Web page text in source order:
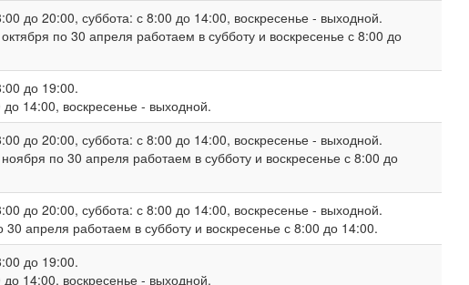
до 20:00, суббота: с 8:00 до 14:00, воскресенье - выходной.
по 30 апреля работаем в субботу и воскресенье с 8:00 до
до 19:00.
14:00, воскресенье - выходной.
до 20:00, суббота: с 8:00 до 14:00, воскресенье - выходной.
по 30 апреля работаем в субботу и воскресенье с 8:00 до
до 20:00, суббота: с 8:00 до 14:00, воскресенье - выходной.
апреля работаем в субботу и воскресенье с 8:00 до 14:00.
до 19:00.
14:00, воскресенье - выходной.